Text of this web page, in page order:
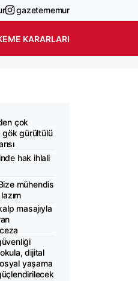
gazetememur
KARARLARI
çok
gök gürültülü
hak ihlali
mühendis
masajıyla
dijital
yaşama